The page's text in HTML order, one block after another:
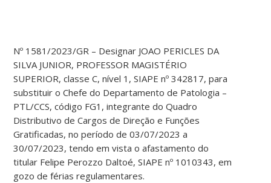
Nº 1581/2023/GR – Designar JOAO PERICLES DA
SILVA JUNIOR, PROFESSOR MAGISTÉRIO
SUPERIOR, classe C, nível 1, SIAPE nº 342817, para
substituir o Chefe do Departamento de Patologia –
PTL/CCS, código FG1, integrante do Quadro
Distributivo de Cargos de Direção e Funções
Gratificadas, no período de 03/07/2023 a
30/07/2023, tendo em vista o afastamento do
titular Felipe Perozzo Daltoé, SIAPE nº 1010343, em
gozo de férias regulamentares.